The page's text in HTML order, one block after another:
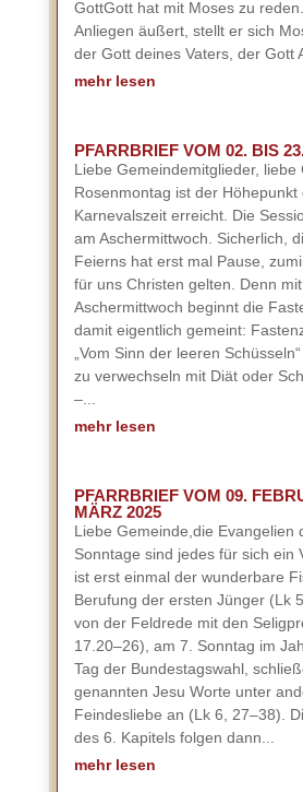
GottGott hat mit Moses zu
Anliegen äußert, stellt er sich
der Gott deines Vaters, der Gott
mehr lesen
PFARRBRIEF VOM 02. BIS
Liebe Gemeindemitglieder, liebe
Rosenmontag ist der Höhepunkt
Karnevalszeit erreicht. Die
am Aschermittwoch. Sicherlich,
Feierns hat erst mal Pause,
für uns Christen gelten. Denn
Aschermittwoch beginnt die
damit eigentlich gemeint:
„Vom Sinn der leeren
zu verwechseln mit Diät oder
–...
mehr lesen
PFARRBRIEF VOM 09.
MÄRZ 2025
Liebe Gemeinde,die Evangelien
Sonntage sind jedes für sich ein
ist erst einmal der wunderbare
Berufung der ersten Jünger (Lk
von der Feldrede mit den
17.20–26), am 7. Sonntag im
Tag der Bundestagswahl,
genannten Jesu Worte unter
Feindesliebe an (Lk 6, 27–38).
des 6. Kapitels folgen dann...
mehr lesen